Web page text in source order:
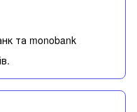
та monobank